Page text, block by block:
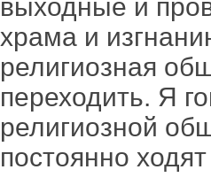
выходные и
храма и
религиозная
переходить. Я
религиозной
постоянно